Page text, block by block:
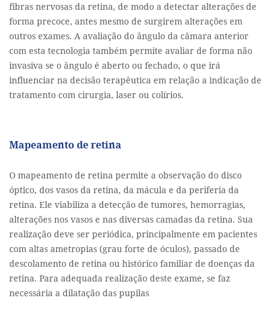
fibras nervosas da retina, de modo a detectar alterações de
forma precoce, antes mesmo de surgirem alterações em
outros exames. A avaliação do ângulo da câmara anterior
com esta tecnologia também permite avaliar de forma não
invasiva se o ângulo é aberto ou fechado, o que irá
influenciar na decisão terapêutica em relação a indicação de
tratamento com cirurgia, laser ou colírios.
Mapeamento de retina
O mapeamento de retina permite a observação do disco
óptico, dos vasos da retina, da mácula e da periferia da
retina. Ele viabiliza a detecção de tumores, hemorragias,
alterações nos vasos e nas diversas camadas da retina. Sua
realização deve ser periódica, principalmente em pacientes
com altas ametropias (grau forte de óculos), passado de
descolamento de retina ou histórico familiar de doenças da
retina. Para adequada realização deste exame, se faz
necessária a dilatação das pupilas